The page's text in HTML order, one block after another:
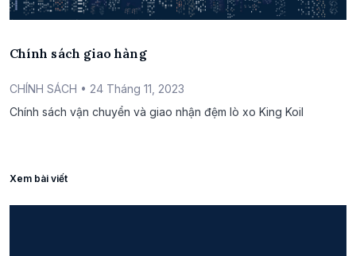
Chính sách giao hàng
CHÍNH SÁCH • 24 Tháng 11, 2023
Chính sách vận chuyển và giao nhận đệm lò xo King Koil
Xem bài viết